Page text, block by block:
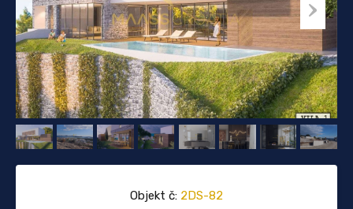
Objekt č: 2DS-82